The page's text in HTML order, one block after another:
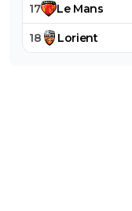
17 Le Mans
18 Lorient